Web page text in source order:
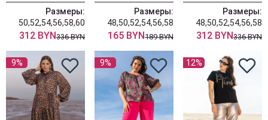
Размеры:
50,52,54,56,58,60
312 BYN336 BYN
Размеры:
48,50,52,54,56,58
165 BYN189 BYN
Размеры:
48,50,52,54,56,58
312 BYN336 BYN
9% 9% 12%